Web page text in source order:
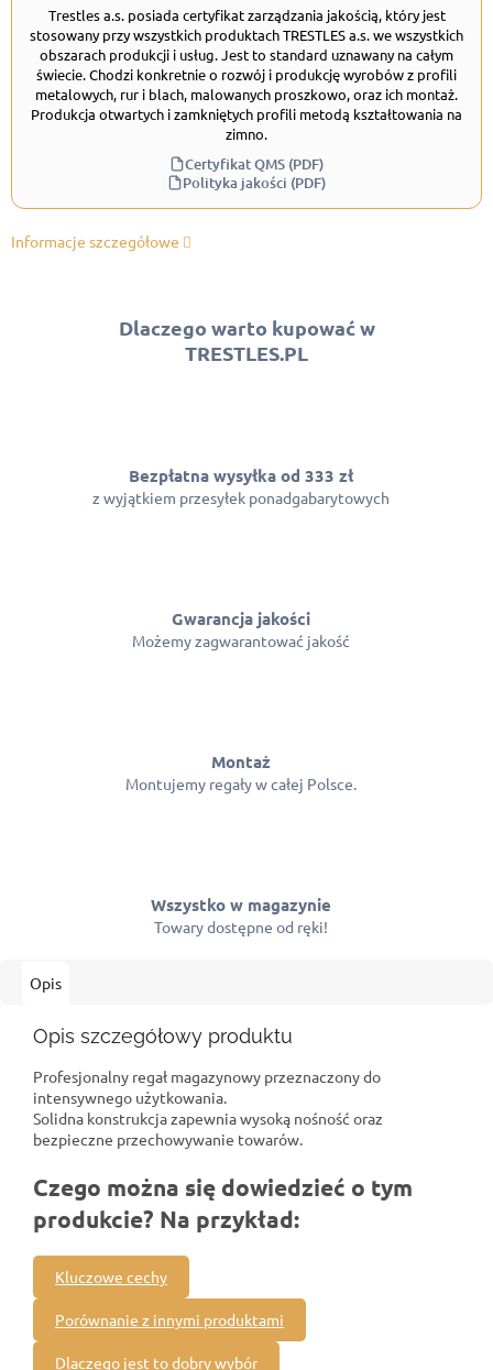
Trestles a.s. posiada certyfikat zarządzania jakością, który jest
stosowany przy wszystkich produktach TRESTLES a.s. we wszystkich
obszarach produkcji i usług. Jest to standard uznawany na całym
świecie. Chodzi konkretnie o rozwój i produkcję wyrobów z profili
metalowych, rur i blach, malowanych proszkowo, oraz ich montaż.
Produkcja otwartych i zamkniętych profili metodą kształtowania na
zimno.
Certyfikat QMS (PDF)
Polityka jakości (PDF)
Informacje szczegółowe
Dlaczego warto kupować w
TRESTLES.PL
Bezpłatna wysyłka od 333 zł
z wyjątkiem przesyłek ponadgabarytowych
Gwarancja jakości
Możemy zagwarantować jakość
Montaż
Montujemy regały w całej Polsce.
Wszystko w magazynie
Towary dostępne od ręki!
Opis
Opis szczegółowy produktu
Profesjonalny regał magazynowy przeznaczony do
intensywnego użytkowania.
Solidna konstrukcja zapewnia wysoką nośność oraz
bezpieczne przechowywanie towarów.
Czego można się dowiedzieć o tym
produkcie? Na przykład:
Kluczowe cechy
Porównanie z innymi produktami
Dlaczego jest to dobry wybór